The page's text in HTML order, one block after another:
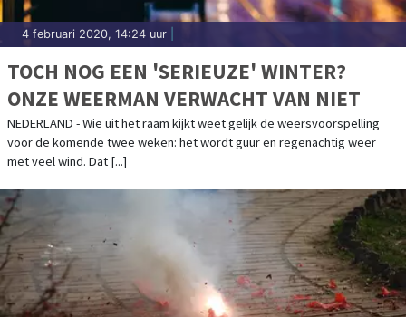
4 februari 2020, 14:24 uur
TOCH NOG EEN 'SERIEUZE' WINTER?
ONZE WEERMAN VERWACHT VAN NIET
NEDERLAND - Wie uit het raam kijkt weet gelijk de weersvoorspelling
voor de komende twee weken: het wordt guur en regenachtig weer
met veel wind. Dat [...]